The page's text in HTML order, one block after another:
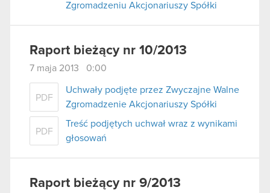
Zgromadzeniu Akcjonariuszy Spółki
Raport bieżący nr 10/2013
7 maja 2013 0:00
PDF
Uchwały podjęte przez Zwyczajne Walne
Zgromadzenie Akcjonariuszy Spółki
PDF
Treść podjętych uchwał wraz z wynikami
głosowań
Raport bieżący nr 9/2013